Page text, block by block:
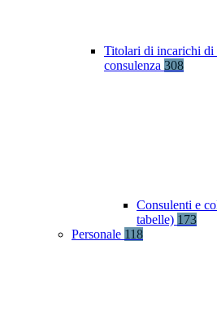
Titolari di incarichi di
consulenza 308
Consulenti e
tabelle) 173
Personale 118